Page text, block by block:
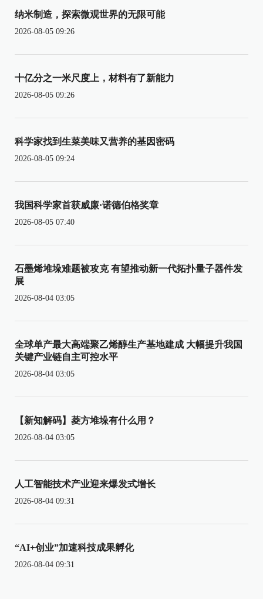
纳米制造，探索微观世界的无限可能
2026-08-05 09:26
十亿分之一米尺度上，材料有了新能力
2026-08-05 09:26
科学家找到生菜美味又营养的基因密码
2026-08-05 09:24
我国科学家首获威廉·诺德伯格奖章
2026-08-05 07:40
石墨烯堆垛难题被攻克 有望推动新一代拓扑量子器件发
展
2026-08-04 03:05
全球单产最大高端聚乙烯醇生产基地建成 大幅提升我国
关键产业链自主可控水平
2026-08-04 03:05
【新知解码】菱方堆垛有什么用？
2026-08-04 03:05
人工智能技术产业迎来爆发式增长
2026-08-04 09:31
“AI+创业”加速科技成果孵化
2026-08-04 09:31